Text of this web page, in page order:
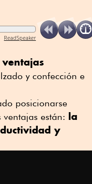
ReadSpeaker
ventajas
y confección e
posicionarse
están: la
y